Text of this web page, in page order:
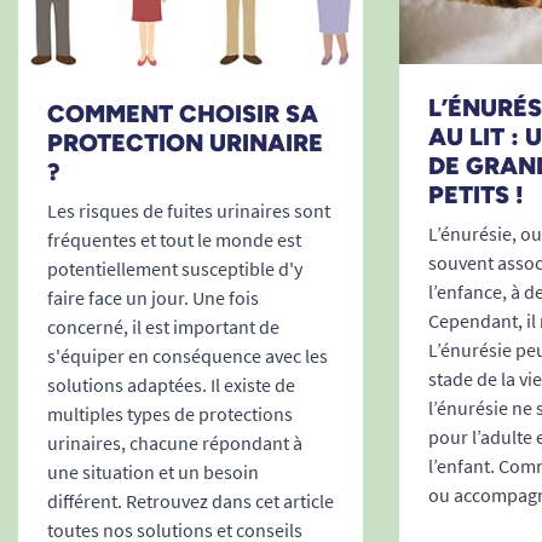
matériaux.
Convient à la fois aux hommes et aux
Sécurité et autonomie à tout moment
En cas d’incontinence sévère, la priorité est de
bénéficier d’une protection fiable sur la durée et
en toute situation. TENA Flex ProSkin Super
Medium assure une tranquillité d’esprit totale,
avec une capacité d’absorption idéale pour les
journées actives comme pour les nuits
prolongées. Grâce à la technologie Odour
Neutralizer™, les odeurs sont sous contrôle pour
favoriser le respect de l’utilisateur et sa dignité
dans tous les environnements.
Change rapide :réduit la durée de la
COMMENT CHOISIR SA
PROTECTION URINAIRE
?
Les risques de fuites urinaires sont
fréquentes et tout le monde est
potentiellement susceptible d'y
faire face un jour. Une fois
concerné, il est important de
s'équiper en conséquence avec les
solutions adaptées. Il existe de
multiples types de protections
urinaires, chacune répondant à
une situation et un besoin
différent. Retrouvez dans cet article
toutes nos solutions et conseils
AU LIT :
DE
PETITS !
L’énurésie,
souvent
l’enfance, à
Cependant, il
L’énurésie
stade de la
l’énurésie ne
pour l’adulte
l’enfant.
ou